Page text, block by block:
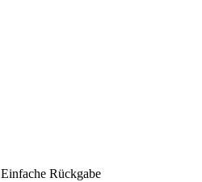
Einfache Rückgabe